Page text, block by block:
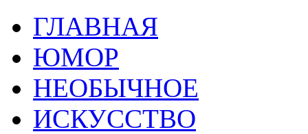
ГЛАВНАЯ
ЮМОР
НЕОБЫЧНОЕ
ИСКУССТВО